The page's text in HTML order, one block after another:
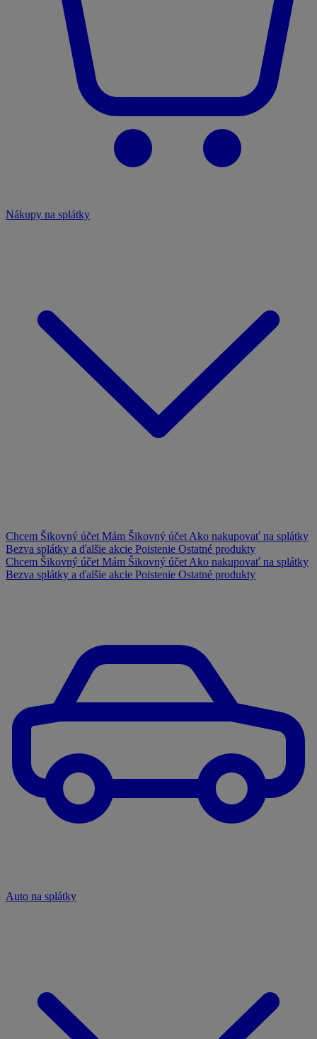
Nákupy na splátky
Chcem Šikovný účet Mám Šikovný účet Ako nakupovať na splátky
Bezva splátky a ďalšie akcie Poistenie Ostatné produkty
Chcem Šikovný účet Mám Šikovný účet Ako nakupovať na splátky
Bezva splátky a ďalšie akcie Poistenie Ostatné produkty
Auto na splátky